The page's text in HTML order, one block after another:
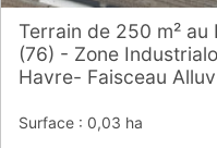
Terrain de 250 m²
(76) - Zone
Havre- Faisceau
Surface : 0,03 ha